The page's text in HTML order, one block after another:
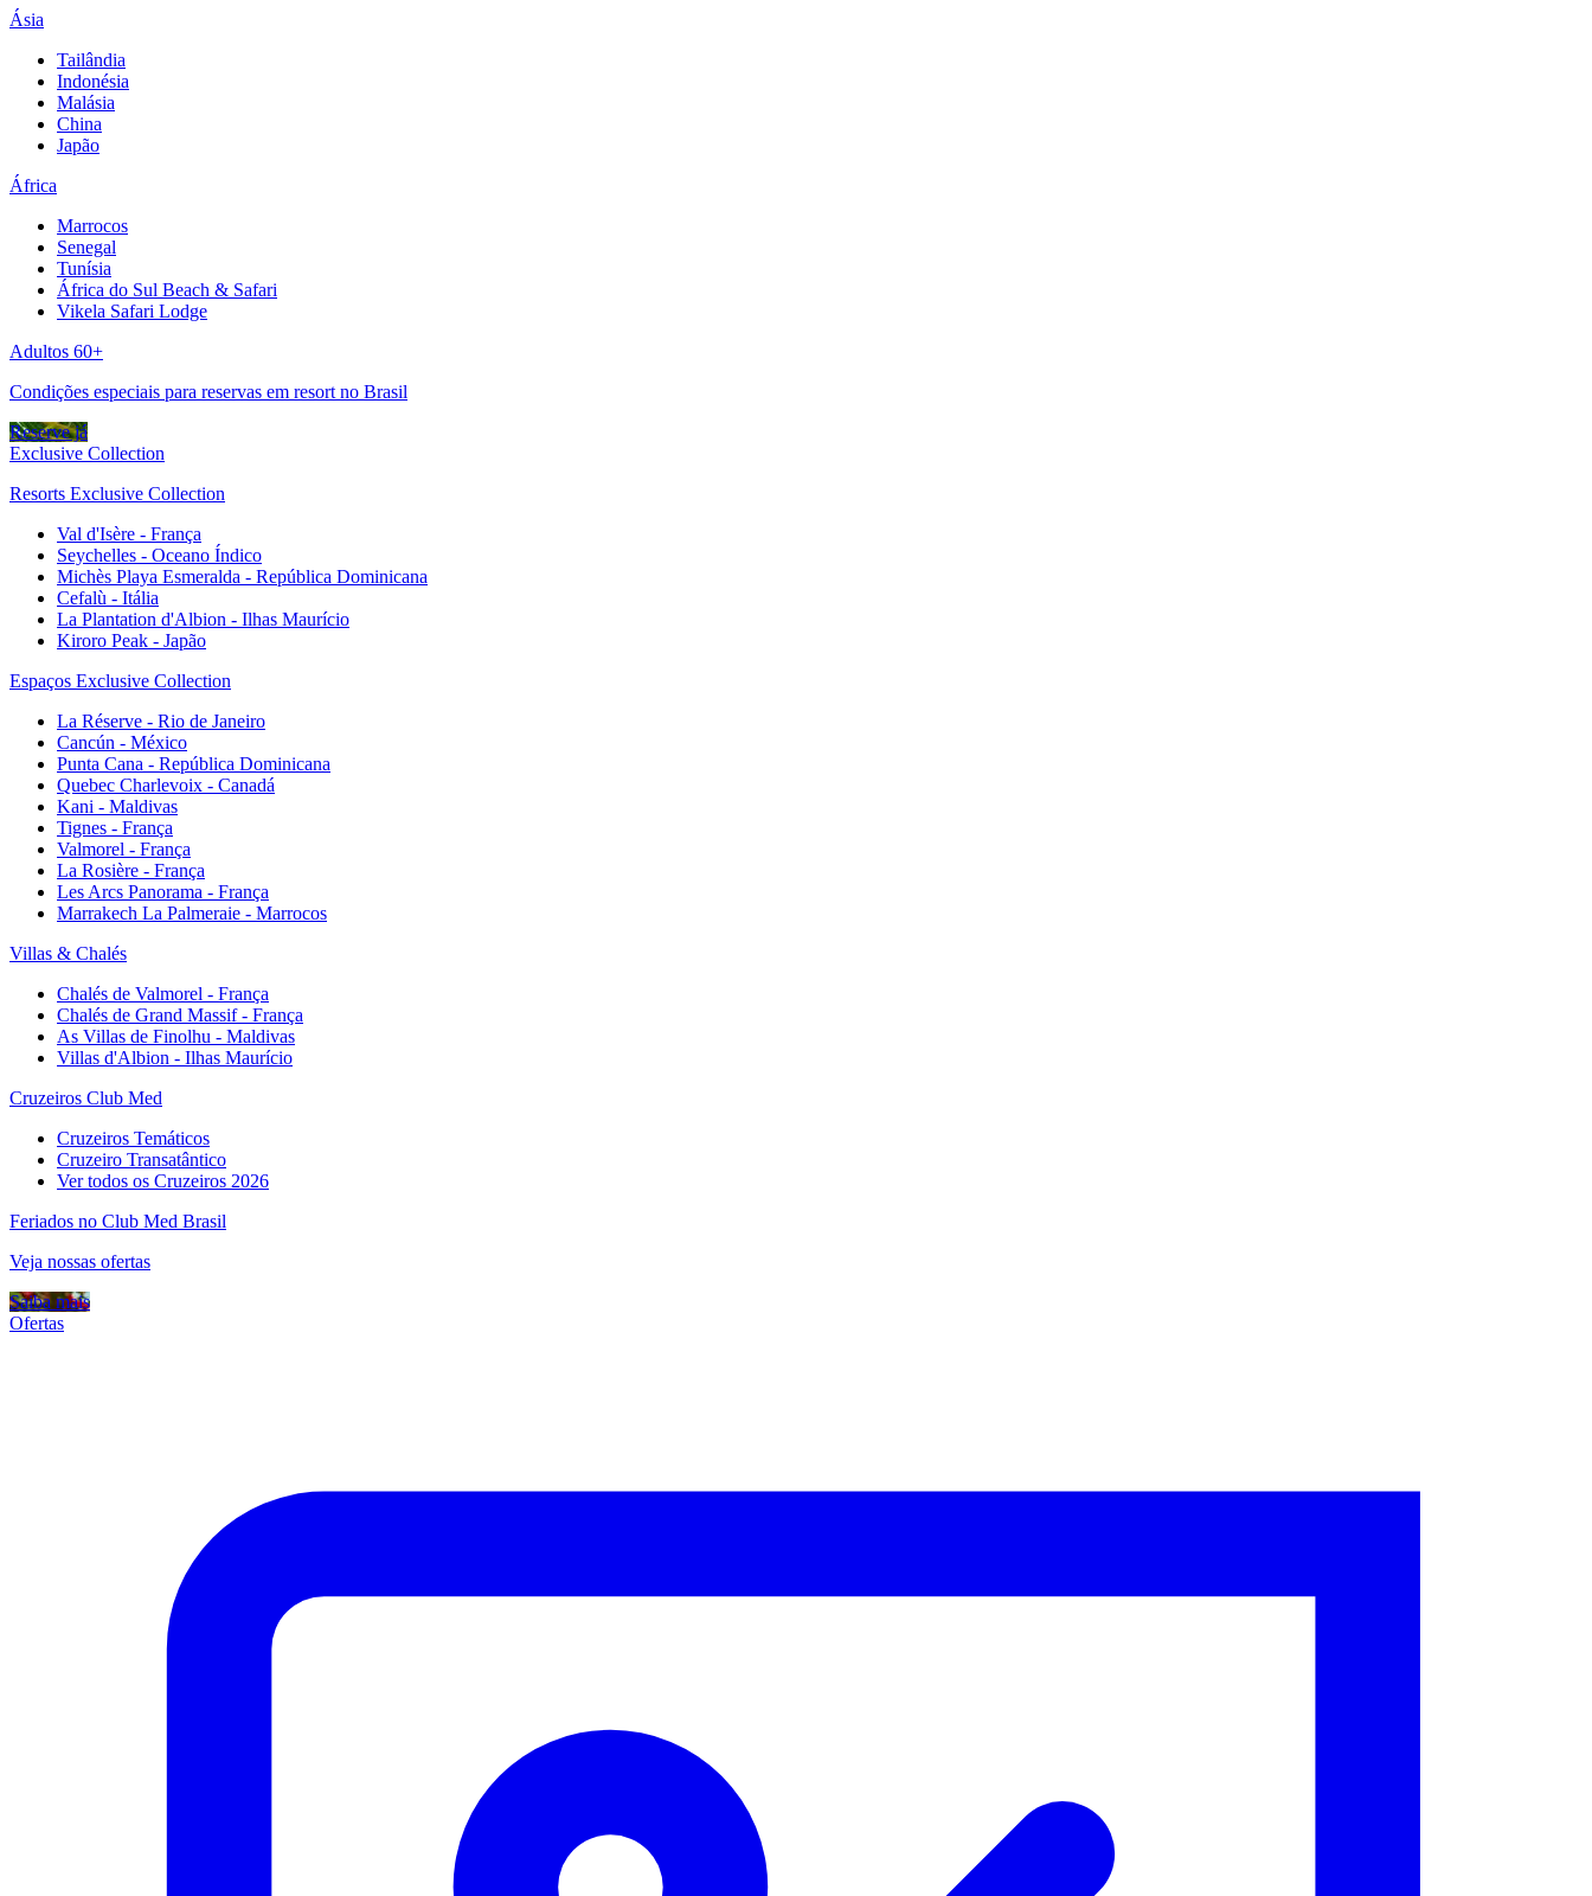
Ásia
Tailândia
Indonésia
Malásia
China
Japão
África
Marrocos
Senegal
Tunísia
África do Sul Beach & Safari
Vikela Safari Lodge
Adultos 60+
Condições especiais para reservas em resort no Brasil
Reserve já
Exclusive Collection
Resorts Exclusive Collection
Val d'Isère - França
Seychelles - Oceano Índico
Michès Playa Esmeralda - República Dominicana
Cefalù - Itália
La Plantation d'Albion - Ilhas Maurício
Kiroro Peak - Japão
Espaços Exclusive Collection
La Réserve - Rio de Janeiro
Cancún - México
Punta Cana - República Dominicana
Quebec Charlevoix - Canadá
Kani - Maldivas
Tignes - França
Valmorel - França
La Rosière - França
Les Arcs Panorama - França
Marrakech La Palmeraie - Marrocos
Villas & Chalés
Chalés de Valmorel - França
Chalés de Grand Massif - França
As Villas de Finolhu - Maldivas
Villas d'Albion - Ilhas Maurício
Cruzeiros Club Med
Cruzeiros Temáticos
Cruzeiro Transatântico
Ver todos os Cruzeiros 2026
Feriados no Club Med Brasil
Veja nossas ofertas
Saiba mais
Ofertas